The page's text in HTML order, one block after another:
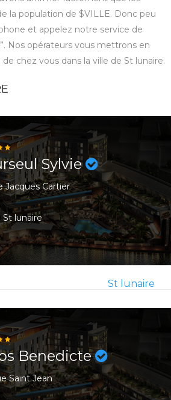
la population de $VILLE. Donc peu
et appelez notre service de
Nos opérateurs vous mettrons en
chez vous dans la ville de St lunaire.
Sylvie
Jacques Cartier
lunaire
St lunaire
Benedicte
Saint Jean